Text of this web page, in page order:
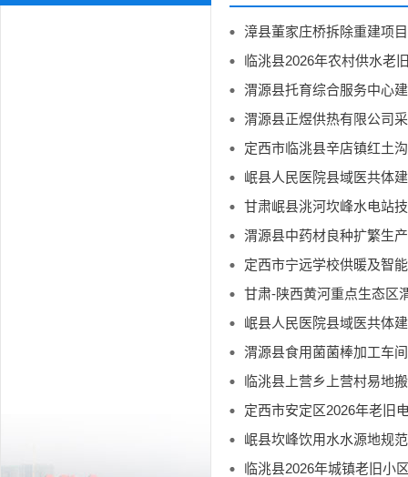
漳县董家庄桥拆除重建项目
临洮县2026年农村供水老
渭源县托育综合服务中心
渭源县正煜供热有限公司
定西市临洮县辛店镇红土
岷县人民医院县域医共体
渭源县中药材良种扩繁生
定西市宁远学校供暖及智
岷县人民医院县域医共体
渭源县食用菌菌棒加工车
临洮县上营乡上营村易地
定西市安定区2026年老旧
岷县坎峰饮用水水源地规
临洮县2026年城镇老旧小